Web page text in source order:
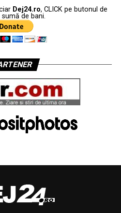
Dej24.ro, CLICK pe butonul de
de bani.